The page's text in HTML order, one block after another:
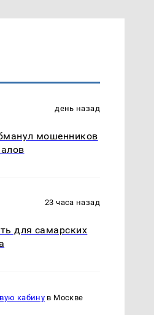
день назад
мошенников
23 часа назад
для самарских
кабину в Москве